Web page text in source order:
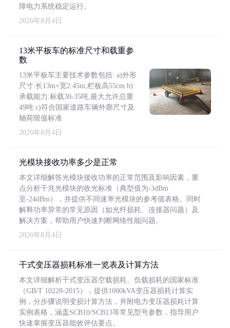
障电力系统稳定运行。
2026年8月4日
13米平板车的标准尺寸和载重参
数
13米平板车主要技术参数包括: a)外形
尺寸:长13m×宽2.45m,栏板高55cm b)
承载能力:标载30-35吨,最大允许总重
49吨 c)符合国家道路车辆外廓尺寸及
轴荷限值标准
2026年8月4日
光模块接收功率多少是正常
本文详细解答光模块接收功率的正常范围及影响因素，重
点分析千兆光模块的收光标准（典型值为-3dBm
至-24dBm），并提供不同速率光模块的参考值表格。同时
解释功率异常的常见原因（如光纤损耗、连接器问题）及
解决方案，帮助用户快速判断网络性能问题。
2026年8月4日
干式变压器损耗标准一览表及计算方法
本文详细解析干式变压器空载损耗、负载损耗的国家标准
（GB/T 10228-2015），提供1000kVA变压器损耗计算实
例，分步骤说明变损计算方法，并附电力变压器损耗计算
实例表格，涵盖SCB10/SCB13等常见型号参数，指导用户
快速掌握变压器能效评估要点。